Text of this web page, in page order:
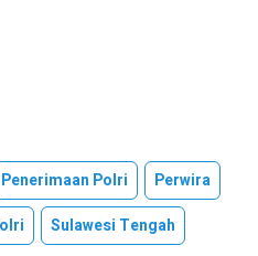
Penerimaan Polri
Perwira
Sulawesi Tengah